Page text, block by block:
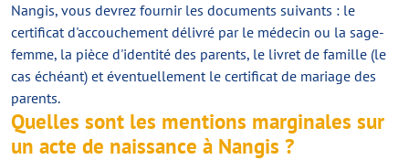
Nangis, vous devrez fournir les documents suivants : le
certificat d'accouchement délivré par le médecin ou la sage-
femme, la pièce d'identité des parents, le livret de famille (le
cas échéant) et éventuellement le certificat de mariage des
parents.
Quelles sont les mentions marginales sur
un acte de naissance à Nangis ?